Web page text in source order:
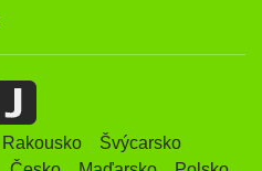
Rakousko
Švýcarsko